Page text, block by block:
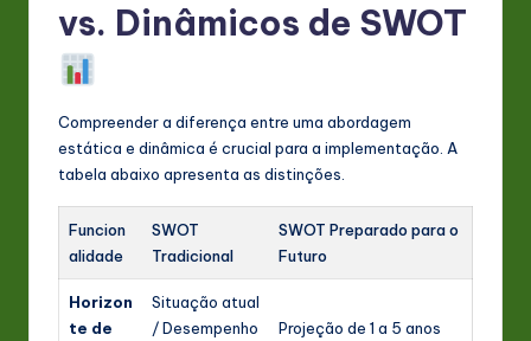
vs. Dinâmicos de SWOT
Compreender a diferença entre uma abordagem
estática e dinâmica é crucial para a implementação. A
tabela abaixo apresenta as distinções.
Funcion
alidade
SWOT
Tradicional
SWOT Preparado para o
Futuro
Horizon
te de
Situação atual
/ Desempenho
Projeção de 1 a 5 anos